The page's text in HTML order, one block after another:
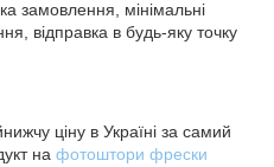
замовлення, мінімальні
відправка в будь-яку точку
ціну в Україні за самий
на фотоштори фрески